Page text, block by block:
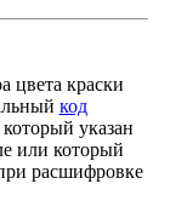
цвета краски
код
указан
или который
расшифровке